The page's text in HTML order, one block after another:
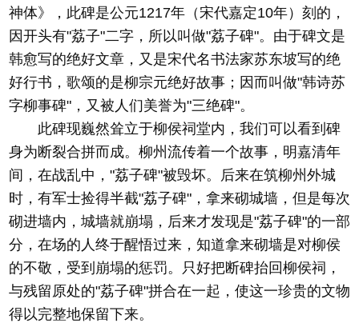
神体》，此碑是公元1217年（宋代嘉定10年）刻的，
因开头有"荔子"二字，所以叫做"荔子碑"。由于碑文是
韩愈写的绝好文章，又是宋代名书法家苏东坡写的绝
好行书，歌颂的是柳宗元绝好故事；因而叫做"韩诗苏
字柳事碑"，又被人们美誉为"三绝碑"。
此碑现巍然耸立于柳侯祠堂内，我们可以看到碑
身为断裂合拼而成。柳州流传着一个故事，明嘉清年
间，在战乱中，"荔子碑"被毁坏。后来在筑柳州外城
时，有军士捡得半截"荔子碑"，拿来砌城墙，但是每次
砌进墙内，城墙就崩塌，后来才发现是"荔子碑"的一部
分，在场的人终于醒悟过来，知道拿来砌墙是对柳侯
的不敬，受到崩塌的惩罚。只好把断碑抬回柳侯祠，
与残留原处的"荔子碑"拼合在一起，使这一珍贵的文物
得以完整地保留下来。